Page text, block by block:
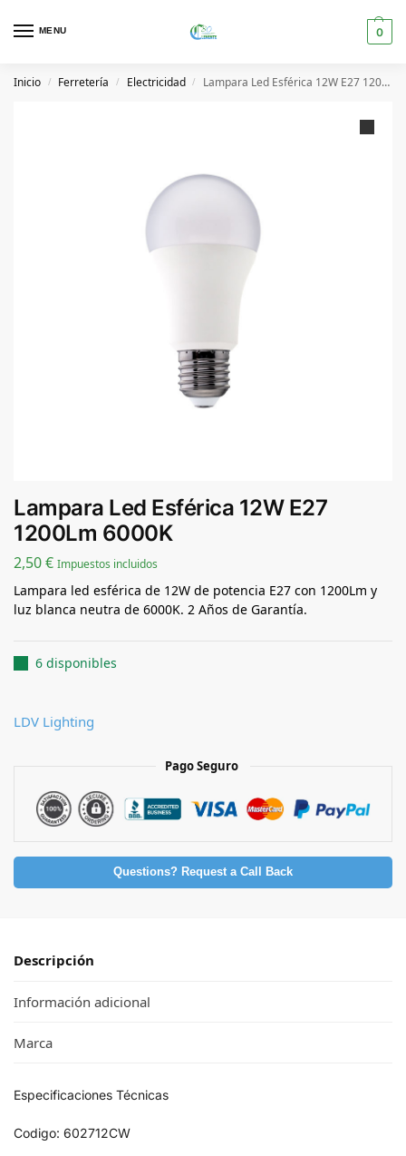
MENU 0
Inicio / Ferretería / Electricidad / Lampara Led Esférica 12W E27 1200Lm 6000K
Lampara Led Esférica 12W E27
1200Lm 6000K
2,50€ Impuestos incluidos
Lampara led esférica de 12W de potencia E27 con 1200Lm y
luz blanca neutra de 6000K. 2 Años de Garantía.
6 disponibles
LDV Lighting
Pago Seguro
Questions? Request a Call Back
Descripción
Información adicional
Marca
Especificaciones Técnicas
Codigo: 602712CW